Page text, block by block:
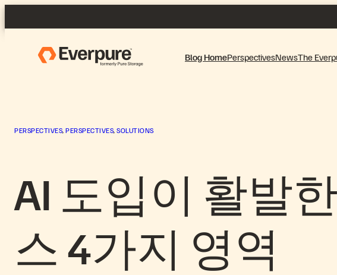
텐
Blog HomePerspectivesNewsThe
PERSPECTIVES, PERSPECTIVES, SOLUTIONS
AI 도입이 활발
스 4가지 영역